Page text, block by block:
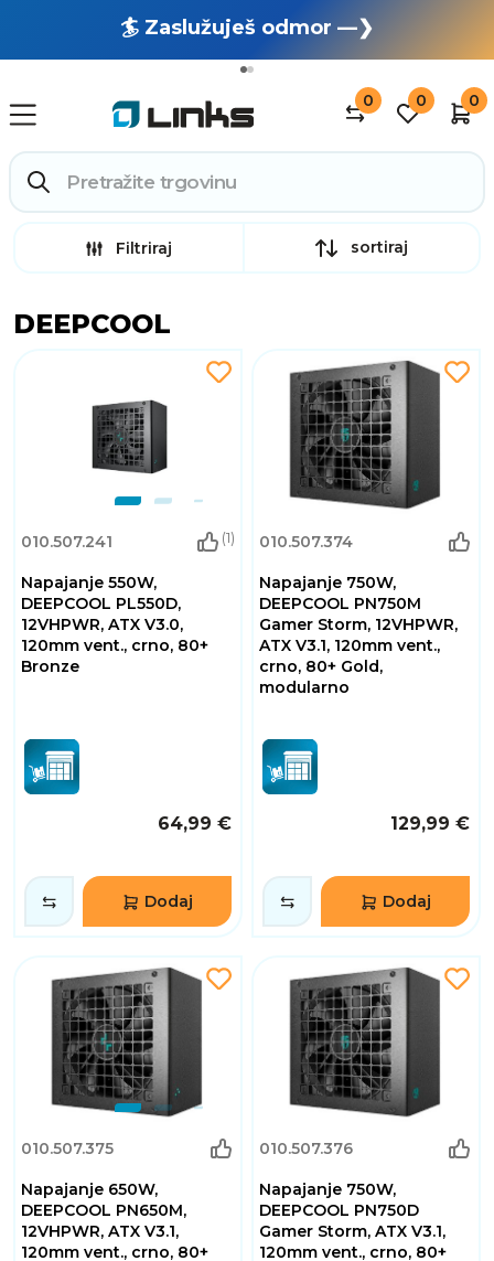
🏄 Zaslužuješ odmor —❯
🔥 OUTLET: TOTALNA RASPRODAJA —❯
0 0 0
Filtriraj sortiraj
DEEPCOOL
010.507.241 (1)
Napajanje 550W,
DEEPCOOL PL550D,
12VHPWR, ATX V3.0,
120mm vent., crno, 80+
Bronze
64,99 €
Dodaj
010.507.374
Napajanje 750W,
DEEPCOOL PN750M
Gamer Storm, 12VHPWR,
ATX V3.1, 120mm vent.,
crno, 80+ Gold,
modularno
129,99 €
Dodaj
010.507.375
Napajanje 650W,
DEEPCOOL PN650M,
12VHPWR, ATX V3.1,
120mm vent., crno, 80+
010.507.376
Napajanje 750W,
DEEPCOOL PN750D
Gamer Storm, ATX V3.1,
120mm vent., crno, 80+